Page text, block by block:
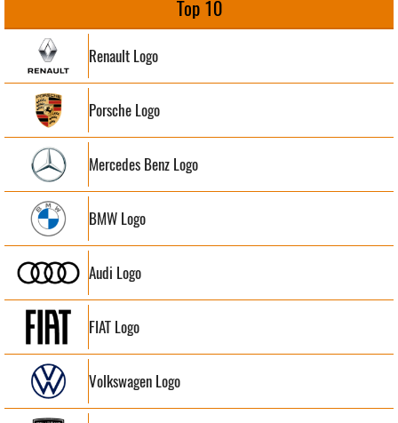
Top 10
Renault Logo
Porsche Logo
Mercedes Benz Logo
BMW Logo
Audi Logo
FIAT Logo
Volkswagen Logo